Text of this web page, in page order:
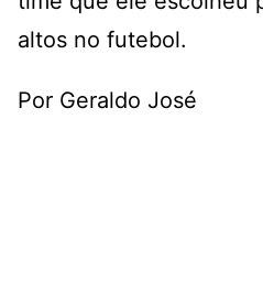
altos no futebol.
Por Geraldo José